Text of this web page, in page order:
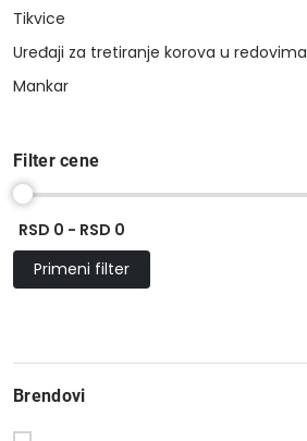
Tikvice
Uređaji za tretiranje korova u redovima
Mankar
Filter cene
RSD 0 - RSD 0
Primeni filter
Brendovi